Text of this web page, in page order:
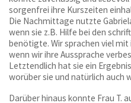
sorgenfrei ihre Kurszeiten
Die Nachmittage nutzte
wenn sie z.B. Hilfe bei den
benötigte. Wir sprachen viel mit
wenn wir ihre Aussprache
Letztendlich hat sie ein
worüber sie und natürlich auch
Darüber hinaus konnte Frau T.